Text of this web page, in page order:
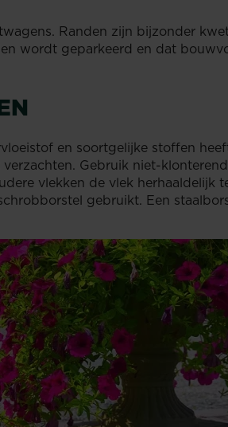
Randen zijn bijzonder
wordt geparkeerd en dat
en soortgelijke stoffen
Gebruik niet-
vlekken de vlek herhaaldelijk
gebruikt. Een